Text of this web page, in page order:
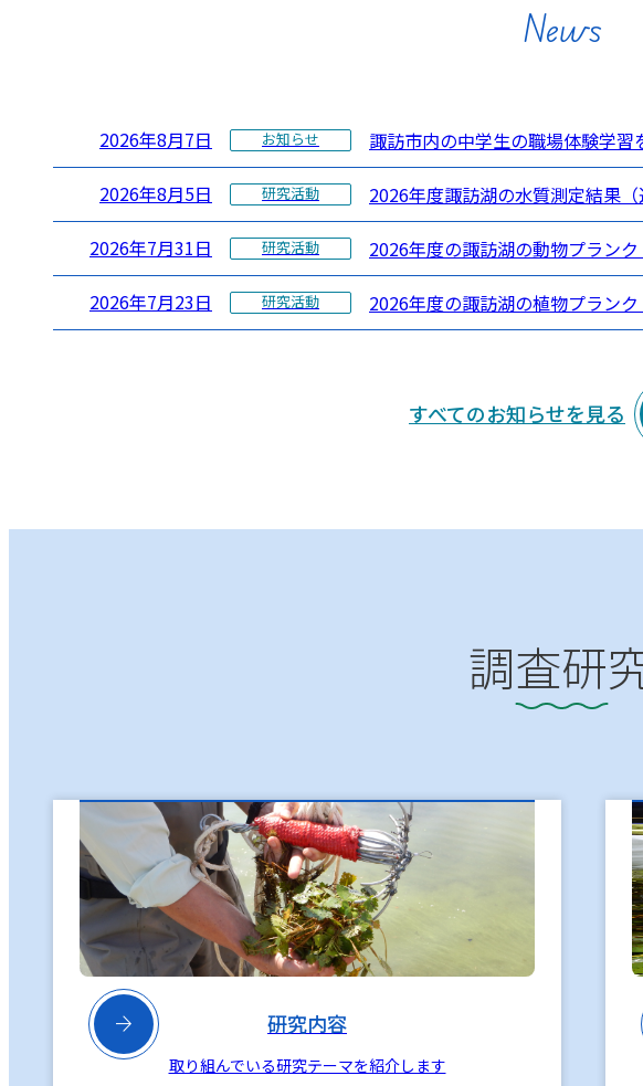
News
2026年8月7日 お知らせ 諏訪市内の中学生の職場体験学習
2026年8月5日 研究活動 2026年度諏訪湖の水質測定結果（
2026年7月31日 研究活動 2026年度の諏訪湖の動物プラン
2026年7月23日 研究活動 2026年度の諏訪湖の植物プラン
すべてのお知らせを見る
調査研
 研究内容
取り組んでいる研究テーマを紹介します